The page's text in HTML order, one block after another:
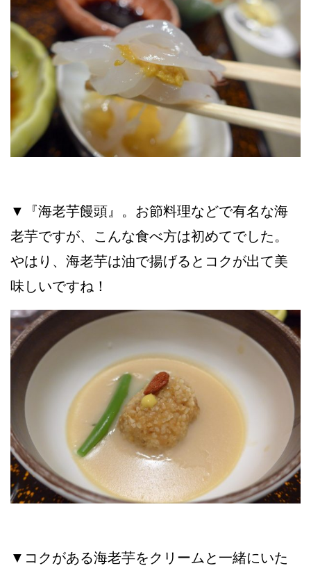
▼『海老芋饅頭』。お節料理などで有名な海
老芋ですが、こんな食べ方は初めてでした。
やはり、海老芋は油で揚げるとコクが出て美
味しいですね！
▼コクがある海老芋をクリームと一緒にいた